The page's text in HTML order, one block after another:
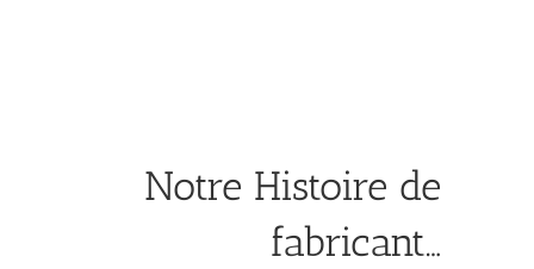
Notre Histoire de
fabricant…